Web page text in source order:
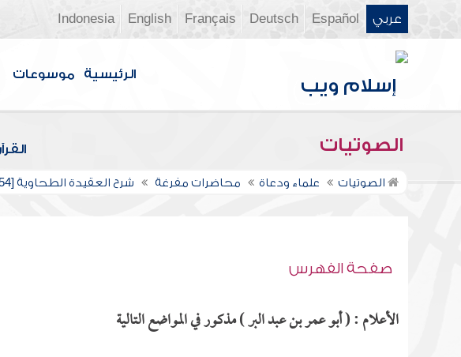
عربي Español
Deutsch
Français
English
Indonesia
الرئيسية موسوعات
الصوتيات
الصوتيات علماء ودعاة محاضرات مفرغة شرح العقيدة الطحاوية [54]
صفحة الفهرس
الأعلام : ( أبو عمر بن عبد البر ) مذكور في المواضع التالية